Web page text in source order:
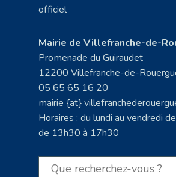
Mairie de Villefranche-de-
Promenade du Guiraudet
12200 Villefranche-de-
05 65 65 16 20
mairie {at}
Horaires : du lundi au vendredi
de 13h30 à 17h30
Rechercher